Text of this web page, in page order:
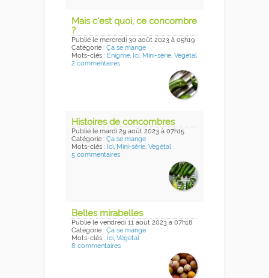
Mais c'est quoi, ce concombre
?
Publié le mercredi 30 août 2023 à 05h19
Catégorie : Ça se mange
Mots-clés : Enigme, Ici, Mini-série, Végétal
2 commentaires
Histoires de concombres
Publié le mardi 29 août 2023 à 07h15
Catégorie : Ça se mange
Mots-clés : Ici, Mini-série, Végétal
5 commentaires
Belles mirabelles
Publié le vendredi 11 août 2023 à 07h18
Catégorie : Ça se mange
Mots-clés : Ici, Végétal
8 commentaires